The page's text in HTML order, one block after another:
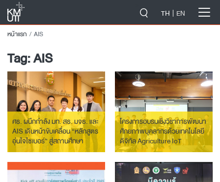
TH EN
หน้าแรก AIS
Tag:AIS
ศธ. ผนึกกำลัง มท. สธ. มจธ. และ
AIS เดินหน้าขับเคลื่อน “หลักสูตร
อุ่นใจไซเบอร์” สู่สถานศึกษา
นำร่องกว่า 29,000 โรง ในเครือ
สพฐ. ยกระดับทักษะพลเมือง
ดิจิทัล
โครงการอบรมเชิงวิชาการพัฒนา
ศักยภาพบุคลากรด้วยเทคโนโลยี
ดิจิทัล Agriculture IoT
Workshop อบรมเชิงวิชาการ
เทคโนโลยี IoT โดย บริษัท
แอดวานซ์ อินโฟร์ เซอร์วิส จำกัด